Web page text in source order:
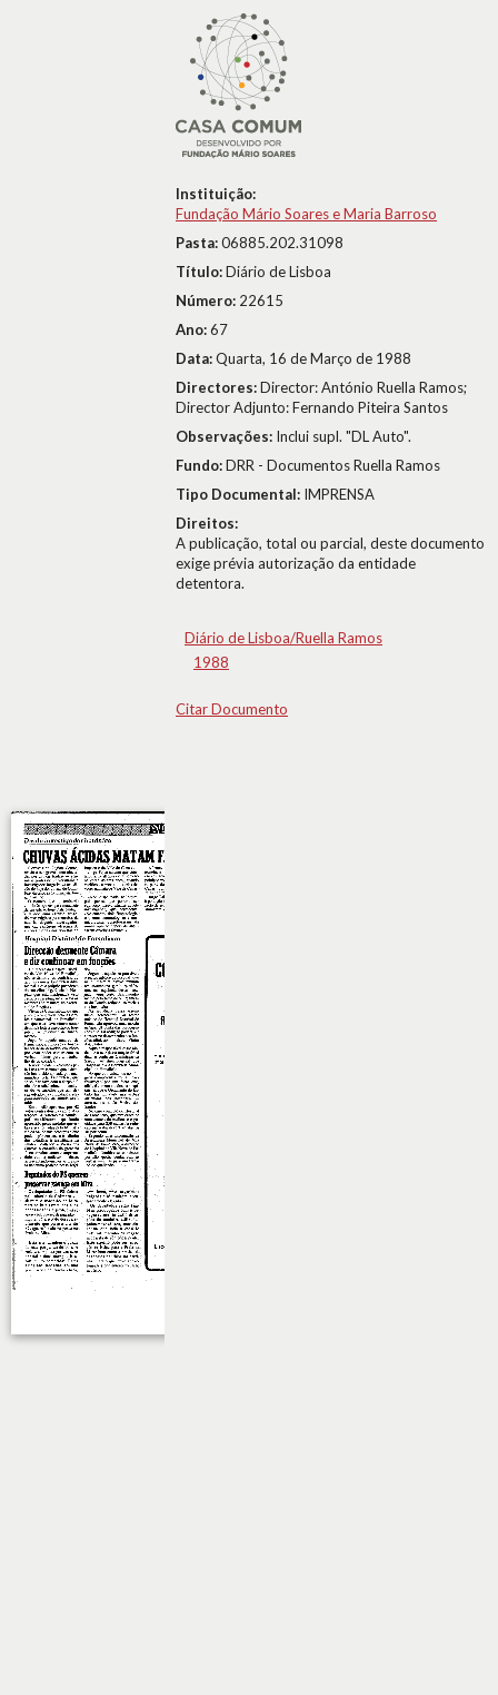
Instituição:
Fundação Mário Soares e Maria Barroso
Pasta:06885.202.31098
Título:Diário de Lisboa
Número: 22615
Ano:67
Data:Quarta, 16 de Março de 1988
Directores:Director: António Ruella Ramos;
Director Adjunto: Fernando Piteira Santos
Observações: Inclui supl. "DL Auto".
Fundo:DRR - Documentos Ruella Ramos
Tipo Documental: IMPRENSA
Direitos:
A publicação, total ou parcial, deste documento
exige prévia autorização da entidade
detentora.
Diário de Lisboa/Ruella Ramos
1988
Citar Documento